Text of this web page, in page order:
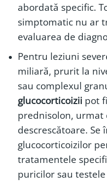
abordată specific.
simptomatic nu ar
evaluarea de
Pentru leziuni
miliară, prurit la
sau complexul
glucocorticoizii pot
prednisolon, urmat
descrescătoare.
glucocorticoizilor
tratamentele
puricilor sau